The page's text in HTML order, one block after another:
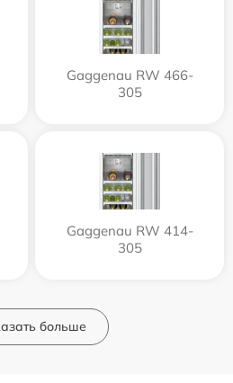
Gaggenau RW 466-
305
Gaggenau RW 414-
305
больше